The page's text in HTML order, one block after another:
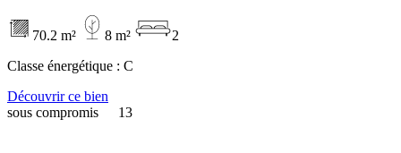
70.2 m² 8 m²
2
Classe énergétique : C
Découvrir ce bien
sous compromis
13